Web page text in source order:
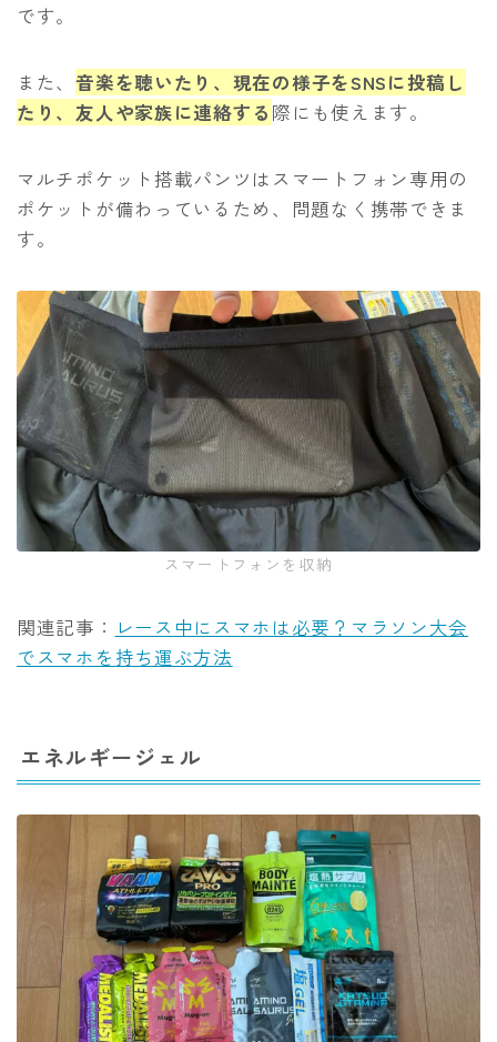
です。
また、音楽を聴いたり、現在の様子をSNSに投稿し
たり、友人や家族に連絡する 際にも使えます。
マルチポケット搭載パンツはスマートフォン専用の
ポケットが備わっているため、問題なく携帯できま
す。
スマートフォンを収納
関連記事： レース中にスマホは必要？マラソン大会
でスマホを持ち運ぶ方法
エネルギージェル